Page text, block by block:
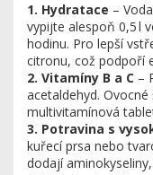
1. Hydratace –
vypijte alespoň 0,5 l
hodinu. Pro lepší
citronu, což podpoří
2. Vitamíny B a C –
acetaldehyd.
multivitamínová
3. Potravina s
kuřecí prsa nebo
dodají